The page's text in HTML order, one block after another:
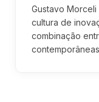
Gustavo
cultura de
combinação